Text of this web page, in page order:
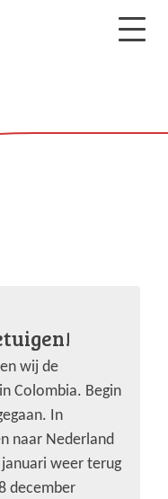
wij de
Colombia. Begin
In
naar Nederland
weer terug
december